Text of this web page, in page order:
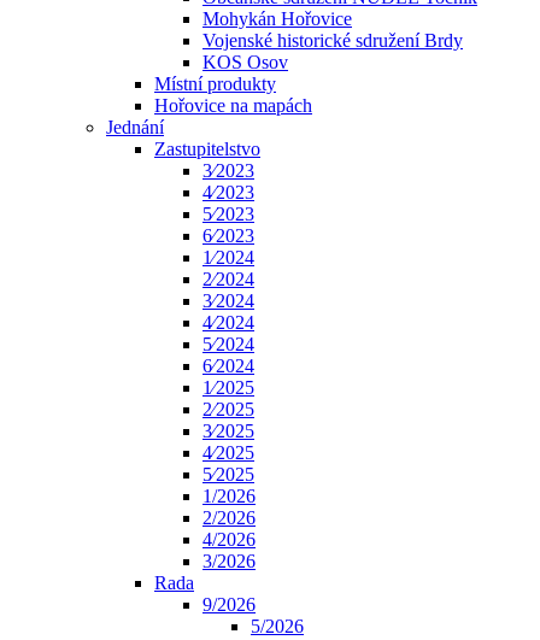
Mohykán Hořovice
Vojenské historické sdružení Brdy
KOS Osov
Místní produkty
Hořovice na mapách
Jednání
Zastupitelstvo
3⁄2023
4⁄2023
5⁄2023
6⁄2023
1⁄2024
2⁄2024
3⁄2024
4⁄2024
5⁄2024
6⁄2024
1⁄2025
2⁄2025
3⁄2025
4⁄2025
5⁄2025
1/2026
2/2026
4/2026
3/2026
Rada
9/2026
5/2026